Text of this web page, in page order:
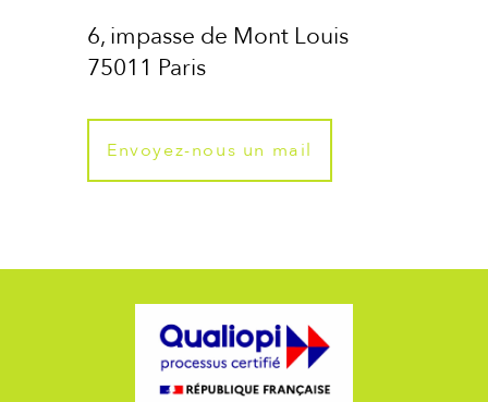
6, impasse de Mont Louis
75011 Paris
Envoyez-nous un mail